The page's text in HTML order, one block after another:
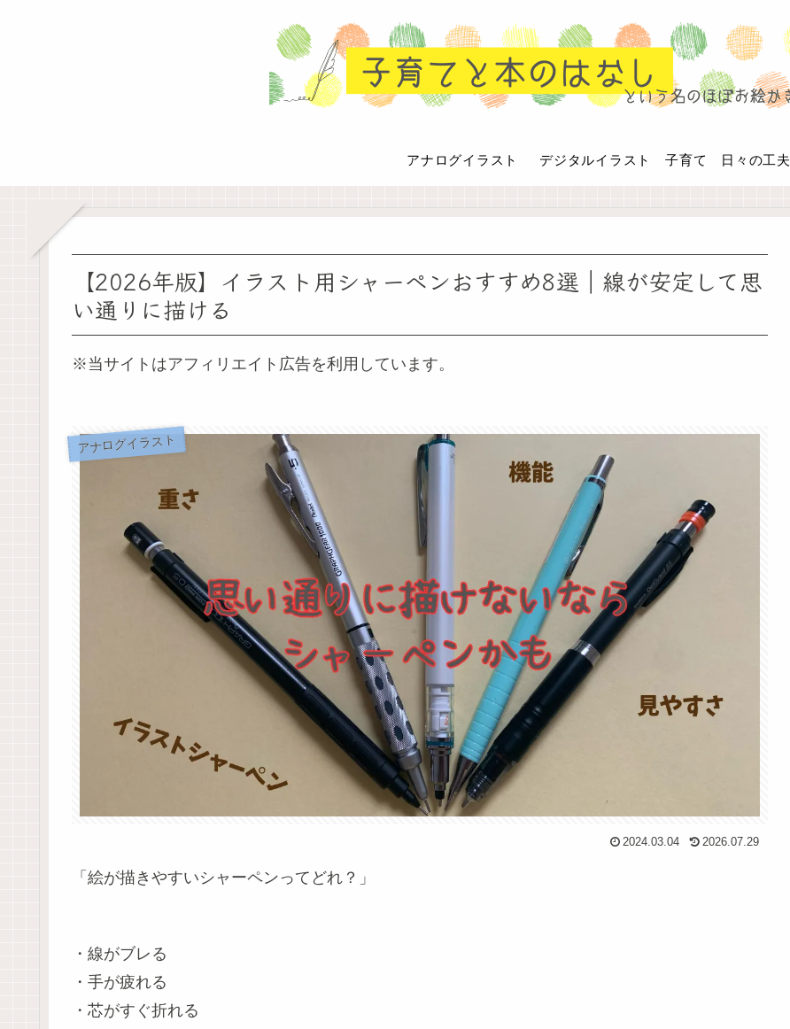
アナログイラスト デジタルイラスト 子育て 日々の工夫
【2026年版】イラスト用シャーペンおすすめ8選｜線が安定して思
い通りに描ける
※当サイトはアフィリエイト広告を利用しています。
アナログイラスト
2024.03.04 2026.07.29
「絵が描きやすいシャーペンってどれ？」
・線がブレる
・手が疲れる
・芯がすぐ折れる